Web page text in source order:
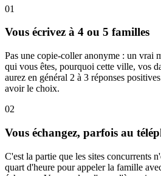
01
Vous écrivez à 4 ou 5 familles
Pas une copie-coller anonyme : un vrai
qui vous êtes, pourquoi cette ville, vos
aurez en général 2 à 3 réponses
avoir le choix.
02
Vous échangez, parfois au
C'est la partie que les sites concurrents
quart d'heure pour appeler la famille